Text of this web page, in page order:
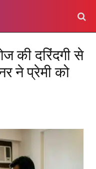
की दरिंदगी से
ने प्रेमी को